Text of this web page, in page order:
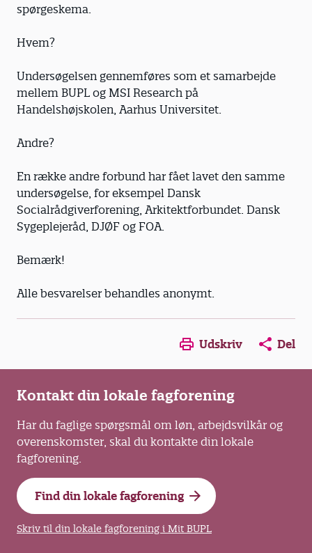
spørgeskema.
Hvem?
Undersøgelsen gennemføres som et samarbejde
mellem BUPL og MSI Research på
Handelshøjskolen, Aarhus Universitet.
Andre?
En række andre forbund har fået lavet den samme
undersøgelse, for eksempel Dansk
Socialrådgiverforening, Arkitektforbundet. Dansk
Sygeplejeråd, DJØF og FOA.
Bemærk!
Alle besvarelser behandles anonymt.
Opens in a new window
Opens in a new
Opens in
Udskriv Del
Kontakt din lokale fagforening
Har du faglige spørgsmål om løn, arbejdsvilkår og
overenskomster, skal du kontakte din lokale
fagforening.
Find din lokale fagforening
Skriv til din lokale fagforening i Mit BUPL